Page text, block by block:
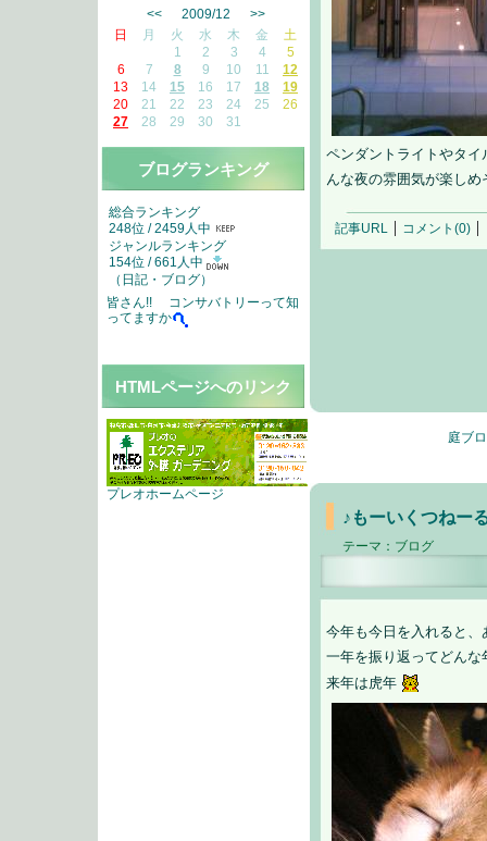
ペンダントライトやタ
んな夜の雰囲気が楽しめ
記事URL コメント(0)
庭ブ
♪もーいくつねー
テーマ： ブログ
今年も今日を入れると、
一年を振り返ってどんな
来年は虎年
<<2009/12 >>
日
月 火 水 木 金
土
1
2 3 4
5
6
7 8 9 10 11
12
13
14 15 16 17 18
19
20
21 22 23 24 25
26
27
28 29 30 31
ブログランキング
総合ランキング
248位 / 2459人中
ジャンルランキング
154位 / 661人中
（ 日記・ブログ）
皆さん!! コンサバトリーって知
ってますか
HTMLページへのリンク
プレオホームページ